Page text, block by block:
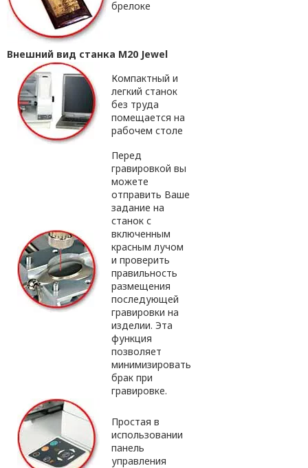
брелоке
Внешний вид станка M20 Jewel
Компактный и
легкий станок
без труда
помещается на
рабочем столе
Перед
гравировкой вы
можете
отправить Ваше
задание на
станок с
включенным
красным лучом
и проверить
правильность
размещения
последующей
гравировки на
изделии. Эта
функция
позволяет
минимизировать
брак при
гравировке.
Простая в
использовании
панель
управления